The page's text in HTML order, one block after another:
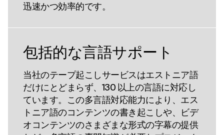
迅速かつ効率的です。
包括的な言語サポート
当社のテープ起こしサービスはエストニア語
だけにとどまらず、130 以上の言語に対応し
ています。この多言語対応能力により、エス
トニア語のコンテンツの書き起こしや、ビデ
オコンテンツのさまざまな形式の字幕の提供